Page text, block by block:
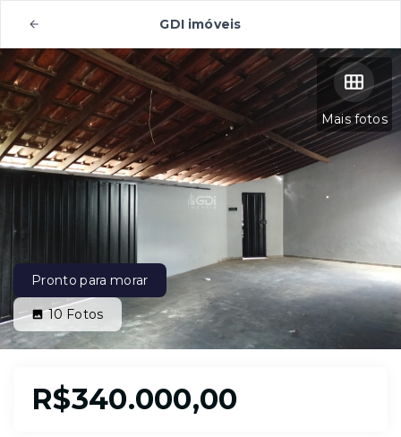
GDI imóveis
Mais fotos
Pronto para morar
10 Fotos
R$340.000,00